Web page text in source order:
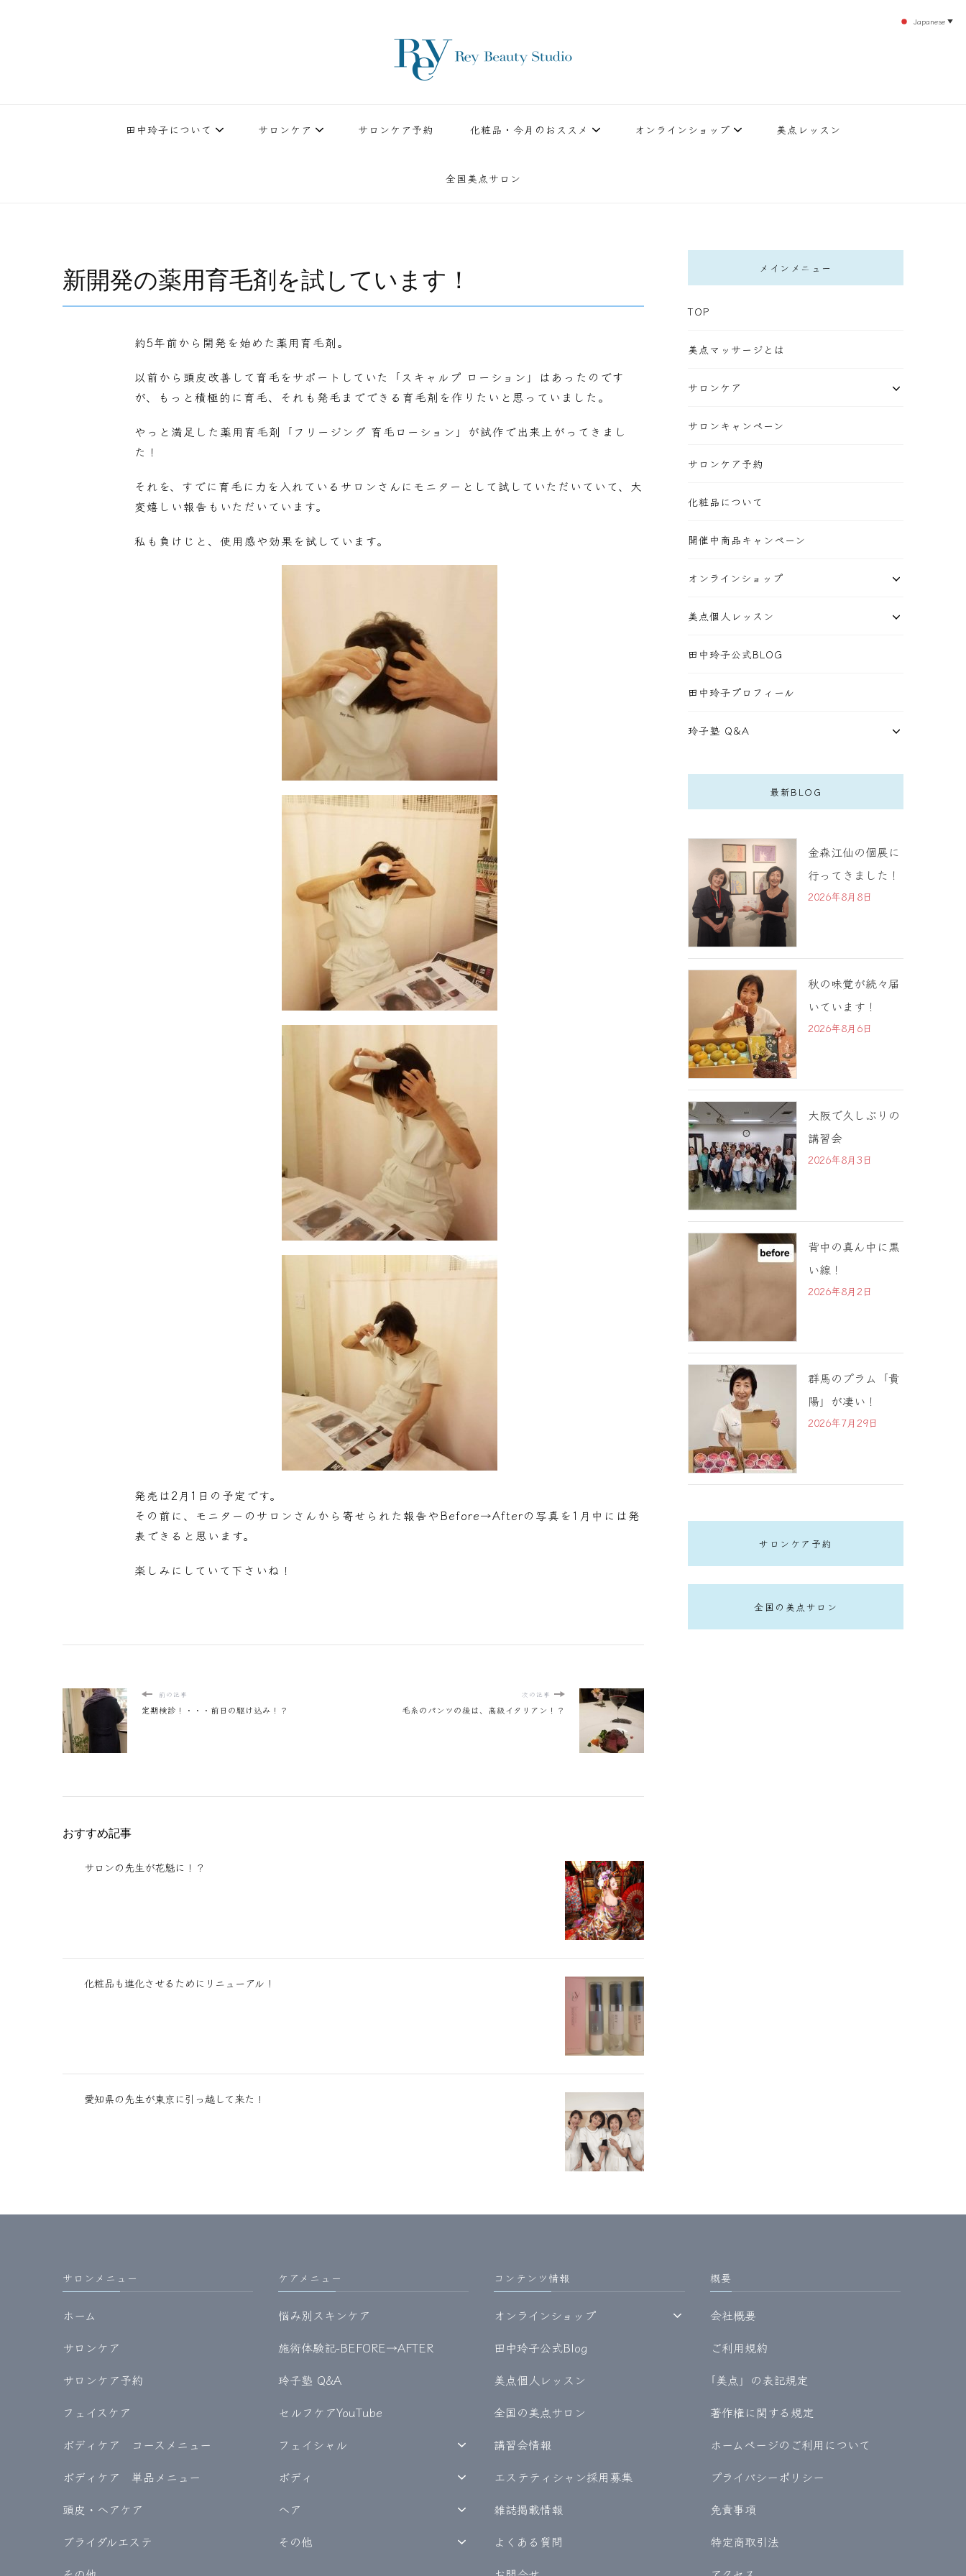
田中玲子について サロンケア サロンケア予約 化粧品・今月のおススメ オンラインショップ 美点レッスン
全国美点サロン
新開発の薬用育毛剤を試しています！
約5年前から開発を始めた薬用育毛剤。
以前から頭皮改善して育毛をサポートしていた「スキャルプ ローション」はあったのです
が、もっと積極的に育毛、それも発毛までできる育毛剤を作りたいと思っていました。
やっと満足した薬用育毛剤「フリージング 育毛ローション」が試作で出来上がってきまし
た！
それを、すでに育毛に力を入れているサロンさんにモニターとして試していただいていて、大
変嬉しい報告もいただいています。
私も負けじと、使用感や効果を試しています。
発売は2月1日の予定です。
その前に、モニターのサロンさんから寄せられた報告やBefore→Afterの写真を1月中には発
表できると思います。
楽しみにしていて下さいね！
前の記事
定期検診！・・・前日の駆け込み！？
次の記事
毛糸のパンツの後は、高級イタリアン！？
おすすめ記事
サロンの先生が花魁に！？
化粧品も進化させるためにリニューアル！
愛知県の先生が東京に引っ越して来た！
メインメニュー
TOP
美点マッサージとは
サロンケア
サロンキャンペーン
サロンケア予約
化粧品について
開催中商品キャンペーン
オンラインショップ
美点個人レッスン
田中玲子公式BLOG
田中玲子プロフィール
玲子塾 Q&A
最新BLOG
金森江仙の個展に
行ってきました！
2026年8月8日
秋の味覚が続々届
いています！
2026年8月6日
大阪で久しぶりの
講習会
2026年8月3日
背中の真ん中に黒
い線！
2026年8月2日
群馬のプラム「貴
陽」が凄い！
2026年7月29日
サロンケア予約
全国の美点サロン
サロンメニュー
ホーム
サロンケア
サロンケア予約
フェイスケア
ボディケア コースメニュー
ボディケア 単品メニュー
頭皮・ヘアケア
ブライダルエステ
ケアメニュー
悩み別スキンケア
施術体験記-BEFORE→AFTER
玲子塾 Q&A
セルフケアYouTube
フェイシャル
ボディ
ヘア
その他
コンテンツ情報
オンラインショップ
田中玲子公式Blog
美点個人レッスン
全国の美点サロン
講習会情報
エステティシャン採用募集
雑誌掲載情報
よくある質問
概要
会社概要
ご利用規約
｢美点」の表記規定
著作権に関する規定
ホームページのご利用について
プライバシーポリシー
免責事項
特定商取引法
Japanese ▼